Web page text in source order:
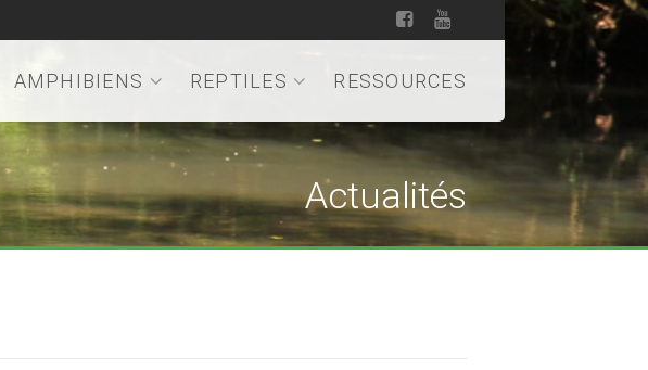
AMPHIBIENS REPTILES RESSOURCES
Actualités